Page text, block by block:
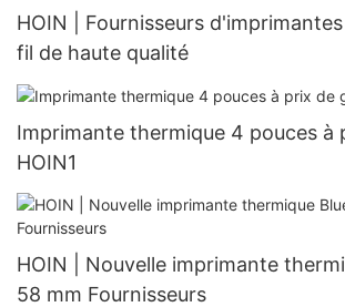
HOIN | Fournisseurs
fil de haute qualité
Imprimante thermique 4 pouces à
HOIN1
HOIN | Nouvelle imprimante
58 mm Fournisseurs